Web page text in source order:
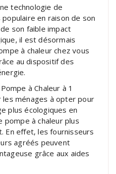
technologie de
en raison de son
son faible impact
il est désormais
à chaleur chez vous
au dispositif des
à Chaleur à 1
les ménages à opter pour
plus écologiques en
pompe à chaleur plus
En effet, les fournisseurs
agréés peuvent
grâce aux aides